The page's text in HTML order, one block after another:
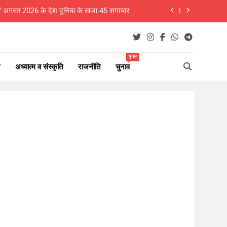
अगस्त 2026 के देश दुनिया के ताजा 45 समाचार
की पत्नी संगीता ने वापस ली तलाक की अर्जी
ही राष्ट्र का असली निर्माता- रचना गुप्ता
अध्यात्म व संस्कृति राजनीति चुनाव
चुनाव